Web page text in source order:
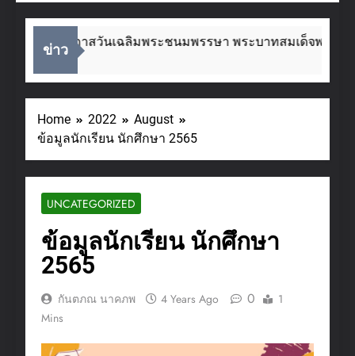
นครสวรรค์
ข่าว
เนื่องในโอกาสวันเฉลิมพระชนมพรรษา พระบาทสมเด็จพระเจ้
Home 2022
August
ข้อมูลนักเรียน นักศึกษา 2565
UNCATEGORIZED
ข้อมูลนักเรียน นักศึกษา
2565
กันตภณ นาคภพ 4 Years Ago 0
1
Mins